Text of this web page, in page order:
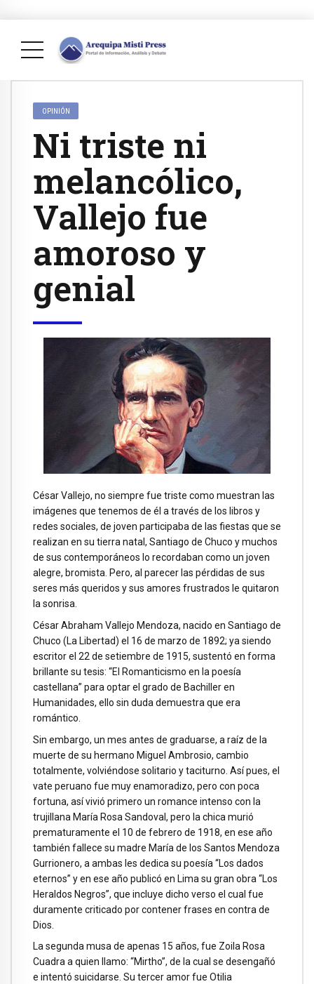
OPINIÓN
Ni triste ni
melancólico,
Vallejo fue
amoroso y
genial
César Vallejo, no siempre fue triste como muestran las
imágenes que tenemos de él a través de los libros y
redes sociales, de joven participaba de las fiestas que se
realizan en su tierra natal, Santiago de Chuco y muchos
de sus contemporáneos lo recordaban como un joven
alegre, bromista. Pero, al parecer las pérdidas de sus
seres más queridos y sus amores frustrados le quitaron
la sonrisa.
César Abraham Vallejo Mendoza, nacido en Santiago de
Chuco (La Libertad) el 16 de marzo de 1892; ya siendo
escritor el 22 de setiembre de 1915, sustentó en forma
brillante su tesis: “El Romanticismo en la poesía
castellana” para optar el grado de Bachiller en
Humanidades, ello sin duda demuestra que era
romántico.
Sin embargo, un mes antes de graduarse, a raíz de la
muerte de su hermano Miguel Ambrosio, cambio
totalmente, volviéndose solitario y taciturno. Así pues, el
vate peruano fue muy enamoradizo, pero con poca
fortuna, así vivió primero un romance intenso con la
trujillana María Rosa Sandoval, pero la chica murió
prematuramente el 10 de febrero de 1918, en ese año
también fallece su madre María de los Santos Mendoza
Gurrionero, a ambas les dedica su poesía “Los dados
eternos” y en ese año publicó en Lima su gran obra “Los
Heraldos Negros”, que incluye dicho verso el cual fue
duramente criticado por contener frases en contra de
Dios.
La segunda musa de apenas 15 años, fue Zoila Rosa
Cuadra a quien llamo: “Mirtho”, de la cual se desengañó
e intentó suicidarse. Su tercer amor fue Otilia